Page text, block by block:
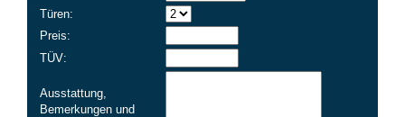
Türen:
Preis:
TÜV:
Ausstattung,
Bemerkungen und